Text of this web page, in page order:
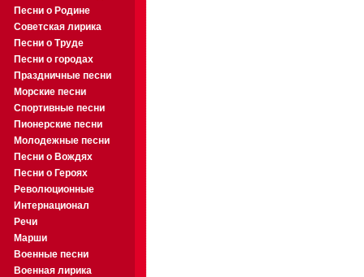
Песни о Родине
Советская лирика
Песни о Труде
Песни о городах
Праздничные песни
Морские песни
Спортивные песни
Пионерские песни
Молодежные песни
Песни о Вождях
Песни о Героях
Революционные
Интернационал
Речи
Марши
Военные песни
Военная лирика